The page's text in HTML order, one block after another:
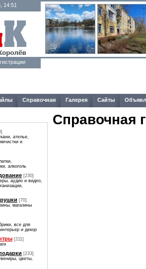
14:51
Справочная Галерея Сайты
ателье,
и
алкоголь
[230]
аудио и видео,
[70]
магазины
все для
и декор
[211]
[233]
цветы,
Справочная